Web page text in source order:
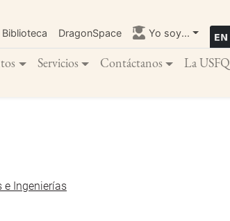
Biblioteca DragonSpace Yo soy...
Servicios Contáctanos La USFQ
e Ingenierías